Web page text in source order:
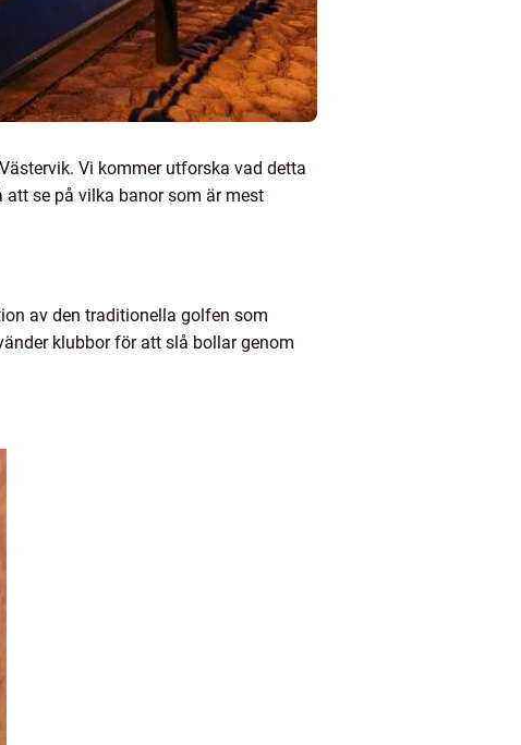
Vi kommer utforska vad detta
se på vilka banor som är mest
av den traditionella golfen som
klubbor för att slå bollar genom